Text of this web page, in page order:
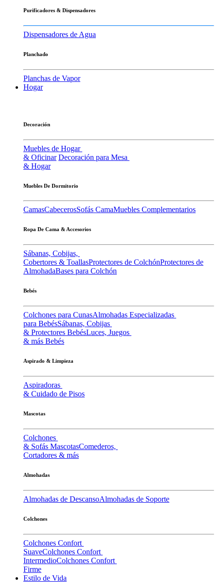
Purificadores & Dispensadores
Dispensadores de Agua
Planchado
Planchas de Vapor
Hogar
Decoración
Muebles de Hogar
& Oficinar Decoración para Mesa
& Hogar
Muebles De Dormitorio
CamasCabecerosSofás CamaMuebles Complementarios
Ropa De Cama & Accesorios
Sábanas, Cobijas,
Cobertores & ToallasProtectores de ColchónProtectores de
AlmohadaBases para Colchón
Bebés
Colchones para CunasAlmohadas Especializadas
para BebésSábanas, Cobijas
& Protectores BebésLuces, Juegos
& más Bebés
Aspirado & Limpieza
Aspiradoras
& Cuidado de Pisos
Mascotas
Colchones
& Sofás MascotasComederos,
Cortadores & más
Almohadas
Almohadas de DescansoAlmohadas de Soporte
Colchones
Colchones Confort
SuaveColchones Confort
IntermedioColchones Confort
Firme
Estilo de Vida